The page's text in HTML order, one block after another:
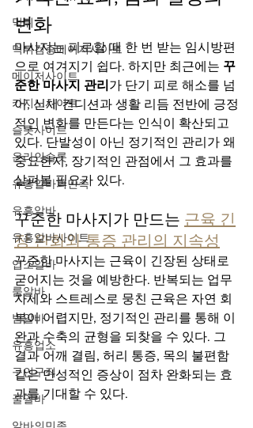
먹튀
먹튀검증메이저사이트
메이저사이트
카지노사이트
슬롯사이트
온라인슬롯
유흥알바의민족
유흥알바
유흥알바사이트
업소알바
룸알바
밤알바
유흥업소
구인구직
꿀알바
변화
마사지는 피로할 때 한 번 받는 임시방편
으로 여겨지기 쉽다. 하지만 최근에는 꾸
준한 마사지 관리 가 단기 피로 해소를 넘
어, 신체 컨디션과 생활 리듬 전반에 긍정
적인 변화를 만든다는 인식이 확산되고
있다. 단발성이 아닌 정기적인 관리가 왜
중요한지, 장기적인 관점에서 그 효과를
살펴볼 필요가 있다.
꾸준한 마사지가 만드는 근육 긴
장 완화와 통증 관리의 지속성
꾸준한 마사지는 근육이 긴장된 상태로
굳어지는 것을 예방한다. 반복되는 업무
자세와 스트레스로 뭉친 근육은 자연 회
복이 어렵지만, 정기적인 관리를 통해 이
완과 수축의 균형을 되찾을 수 있다. 그
결과 어깨 결림, 허리 통증, 목의 불편함
같은 만성적인 증상이 점차 완화되는 효
과를 기대할 수 있다.